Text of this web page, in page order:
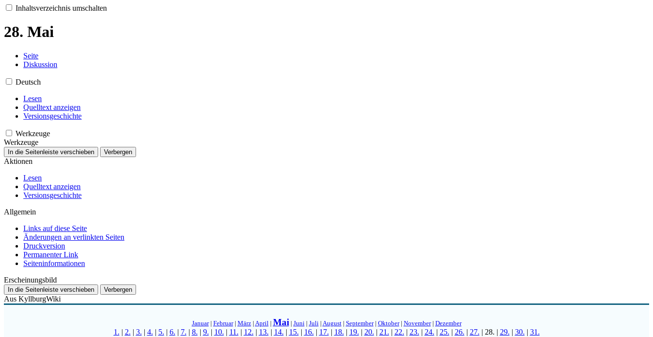
Inhaltsverzeichnis umschalten
28. Mai
Seite
Diskussion
Deutsch
Lesen
Quelltext anzeigen
Versionsgeschichte
Werkzeuge
Werkzeuge
In die Seitenleiste verschieben Verbergen
Aktionen
Lesen
Quelltext anzeigen
Versionsgeschichte
Allgemein
Links auf diese Seite
Änderungen an verlinkten Seiten
Druckversion
Permanenter Link
Seiten­­informationen
Erscheinungsbild
In die Seitenleiste verschieben Verbergen
Aus KyllburgWiki
Januar| Februar| März| April| Mai| Juni| Juli| August| September| Oktober| November| Dezember
1. | 2. | 3. | 4. | 5. | 6. | 7. | 8. | 9. | 10. | 11. | 12. | 13. | 14. | 15. | 16. | 17. | 18. | 19. | 20. | 21. | 22. | 23. | 24. | 25. | 26. | 27. | 28. | 29. | 30. | 31.